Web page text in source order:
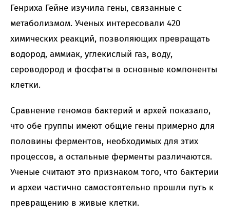
Генриха Гейне изучила гены, связанные с
метаболизмом. Ученых интересовали 420
химических реакций, позволяющих превращать
водород, аммиак, углекислый газ, воду,
сероводород и фосфаты в основные компоненты
клетки.
Сравнение геномов бактерий и архей показало,
что обе группы имеют общие гены примерно для
половины ферментов, необходимых для этих
процессов, а остальные ферменты различаются.
Ученые считают это признаком того, что бактерии
и археи частично самостоятельно прошли путь к
превращению в живые клетки.